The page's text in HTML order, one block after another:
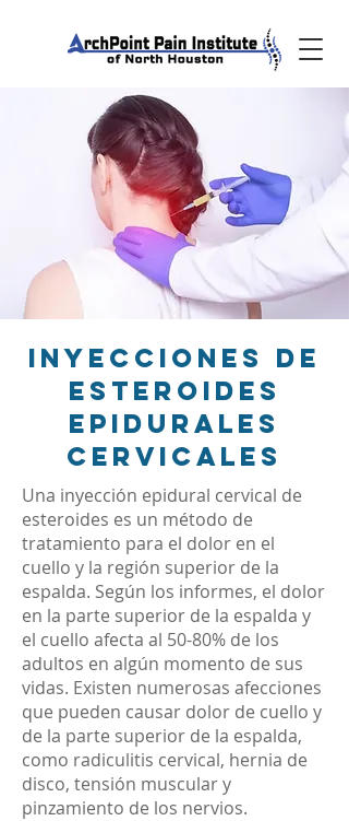
INYECCIONES DE
ESTEROIDES
EPIDURALES
CERVICALES
Una inyección epidural cervical de
esteroides es un método de
tratamiento para el dolor en el
cuello y la región superior de la
espalda. Según los informes, el dolor
en la parte superior de la espalda y
el cuello afecta al 50-80% de los
adultos en algún momento de sus
vidas. Existen numerosas afecciones
que pueden causar dolor de cuello y
de la parte superior de la espalda,
como radiculitis cervical, hernia de
disco, tensión muscular y
pinzamiento de los nervios.